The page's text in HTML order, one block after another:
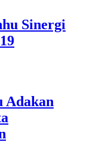
Sinergi
Adakan